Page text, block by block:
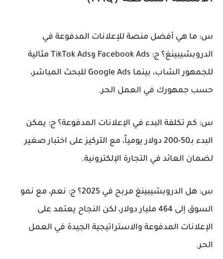
س: ما هي أفضل منصة للإعلانات المدفوعة في
الدروبشيبينغ؟
ج: Facebook Ads وTikTok Ads مثالية
للجمهور الشاب، بينما Google Ads للبحث المباشر،
حسب جمهورك في العمل الحر.
س: كم تكلفة البدء في الإعلانات المدفوعة؟ ج: يمكن
البدء بـ50-200 دولار يومياً، مع التركيز على اختبار صغير
لضمان العائد في التجارة الإلكترونية.
س: هل الدروبشيبينغ مربح في 2025؟
ج: نعم، مع نمو
السوق إلى 464 مليار دولار، لكن النجاح يعتمد على
الإعلانات المدفوعة والاستراتيجية الجيدة في العمل
الحر.